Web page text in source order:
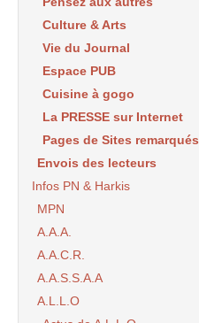
Culture & Arts
Vie du Journal
Espace PUB
Cuisine à gogo
La PRESSE sur Internet
Pages de Sites remarqués
Envois des lecteurs
Infos PN & Harkis
MPN
A.A.A.
A.A.C.R.
A.A.S.S.A.A
A.L.L.O